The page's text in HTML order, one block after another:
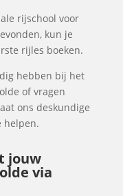
rijschool voor
kun je
rijles boeken.
hebben bij het
of vragen
ons deskundige
helpen.
jouw
via